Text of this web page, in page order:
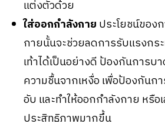
แต่งตัวด้วย
ใส่ออกกำลังกาย ประโยชน์ของ
กายนั้นจะช่วยลดการรับแรงก
เท้าได้เป็นอย่างดี ป้องกันการบ
ความชื้นจากเหงื่อ เพื่อป้องกันก
อับ และทำให้ออกกำลังกาย หรือ
ประสิทธิภาพมากขึ้น